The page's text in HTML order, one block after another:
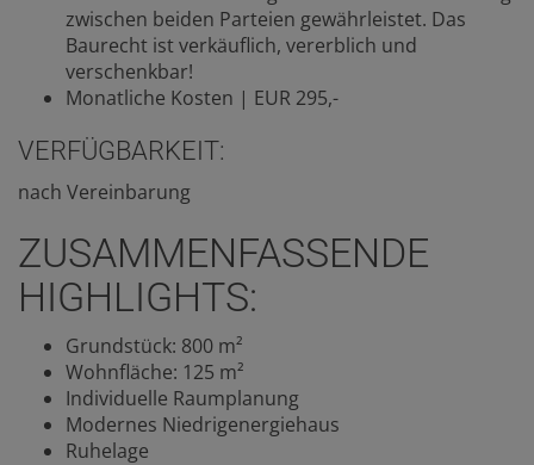
zwischen beiden Parteien gewährleistet. Das
Baurecht ist verkäuflich, vererblich und
verschenkbar!
Monatliche Kosten | EUR 295,-
VERFÜGBARKEIT:
nach Vereinbarung
ZUSAMMENFASSENDE
HIGHLIGHTS:
Grundstück: 800 m²
Wohnfläche: 125 m²
Individuelle Raumplanung
Modernes Niedrigenergiehaus
Ruhelage